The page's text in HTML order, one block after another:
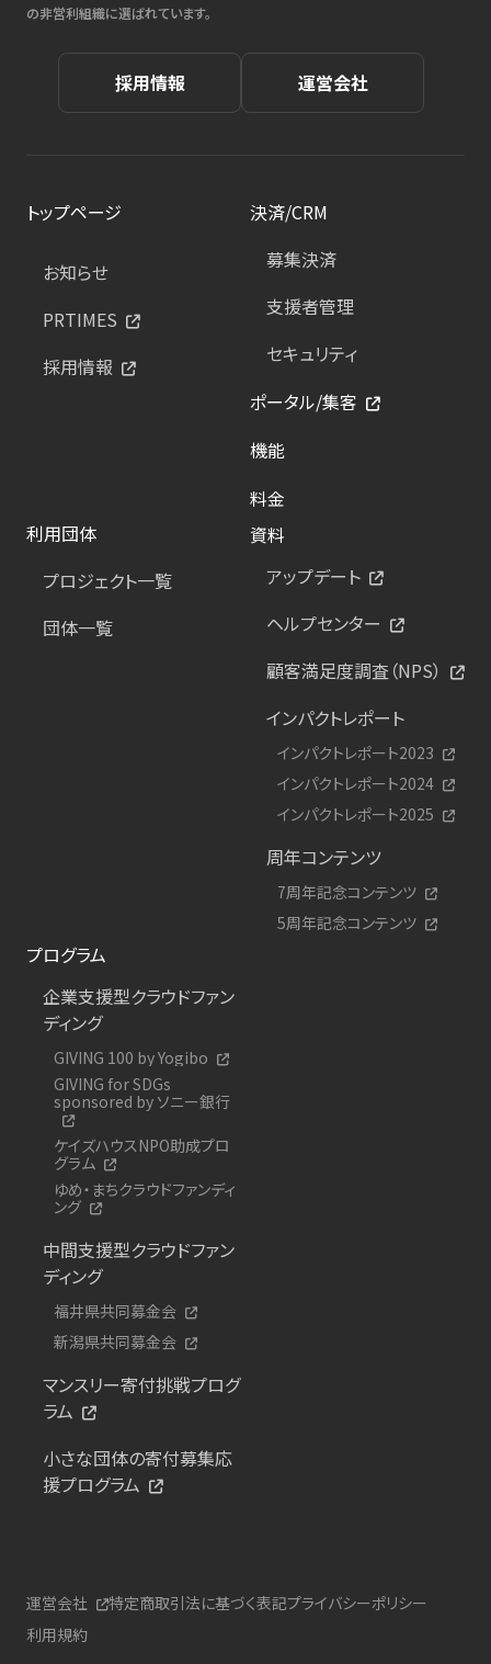
の非営利組織に選ばれています。
採用情報 運営会社
トップページ
お知らせ
PRTIMES
採用情報
決済/CRM
募集決済
支援者管理
セキュリティ
ポータル/集客
機能
料金
利用団体
プロジェクト一覧
団体一覧
資料
アップデート
ヘルプセンター
顧客満足度調査（NPS）
インパクトレポート
インパクトレポート2023
インパクトレポート2024
インパクトレポート2025
周年コンテンツ
7周年記念コンテンツ
5周年記念コンテンツ
プログラム
企業支援型クラウドファン
ディング
GIVING 100 by Yogibo
GIVING for SDGs
sponsored by ソニー銀行
ケイズハウスNPO助成プロ
グラム
ゆめ・まちクラウドファンディ
ング
中間支援型クラウドファン
ディング
福井県共同募金会
新潟県共同募金会
マンスリー寄付挑戦プログ
ラム
小さな団体の寄付募集応
援プログラム
運営会社 特定商取引法に基づく表記プライバシーポリシー
利用規約